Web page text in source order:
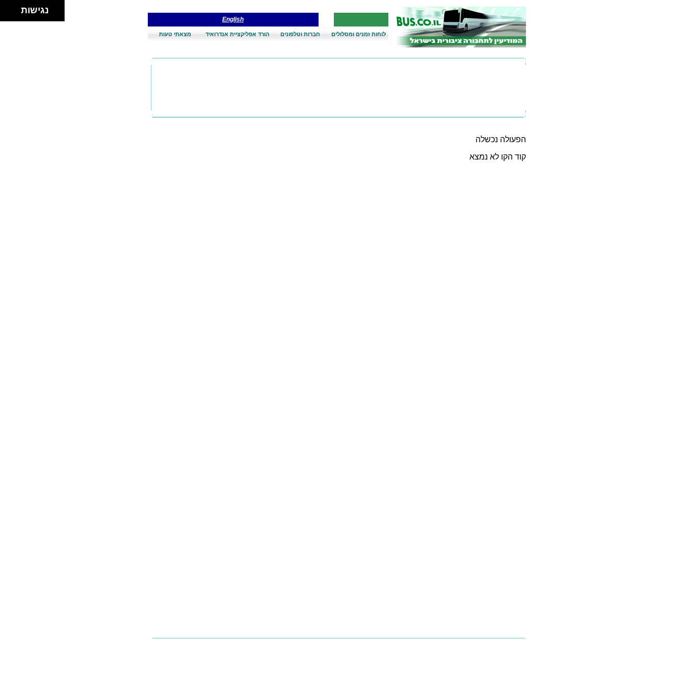
English
לוחות זמנים ומסלולים חברות וטלפונים הורד אפליקציית אנדרואיד מצאתי טעות
הפעולה נכשלה
קוד הקו לא נמצא
נגישות